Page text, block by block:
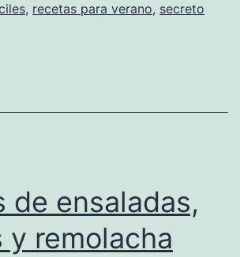
, recetas para verano, secreto
de ensaladas,
y remolacha